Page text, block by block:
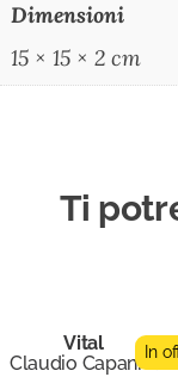
Dimensioni
15 × 15 × 2 cm
Ti
Vital
Claudio CapannaIn